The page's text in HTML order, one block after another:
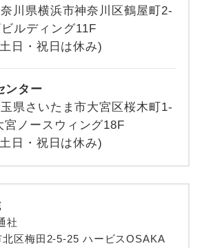
川県横浜市神奈川区鶴屋町2-
ルディング11F
日・祝日は休み)
ンター
県さいたま市大宮区桜木町1-
宮ノースウィング18F
日・祝日は休み)
社
区梅田2-5-25 ハービスOSAKA